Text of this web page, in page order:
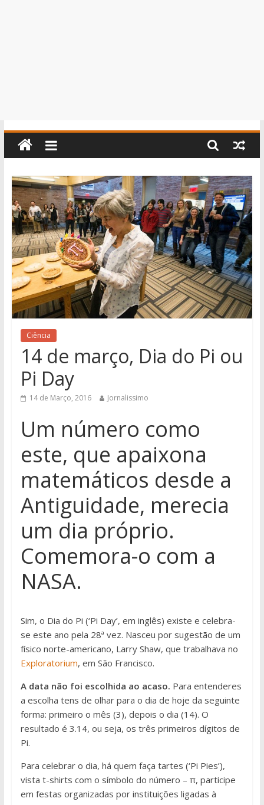
Ciência
14 de março, Dia do Pi ou
Pi Day
14 de Março, 2016 Jornalissimo
Um número como
este, que apaixona
matemáticos desde a
Antiguidade, merecia
um dia próprio.
Comemora-o com a
NASA.
Sim, o Dia do Pi (‘Pi Day’, em inglês) existe e celebra-
se este ano pela 28ª vez. Nasceu por sugestão de um
físico norte-americano, Larry Shaw, que trabalhava no
Exploratorium, em São Francisco.
A data não foi escolhida ao acaso. Para entenderes
a escolha tens de olhar para o dia de hoje da seguinte
forma: primeiro o mês (3), depois o dia (14). O
resultado é 3.14, ou seja, os três primeiros dígitos de
Pi.
Para celebrar o dia, há quem faça tartes (‘Pi Pies’),
vista t-shirts com o símbolo do número – π, participe
em festas organizadas por instituições ligadas à